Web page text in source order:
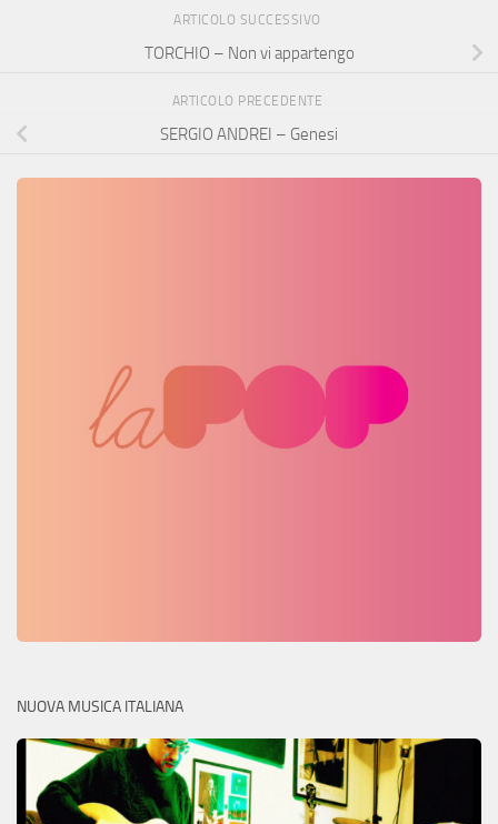
ARTICOLO SUCCESSIVO
TORCHIO – Non vi appartengo
ARTICOLO PRECEDENTE
SERGIO ANDREI – Genesi
NUOVA MUSICA ITALIANA